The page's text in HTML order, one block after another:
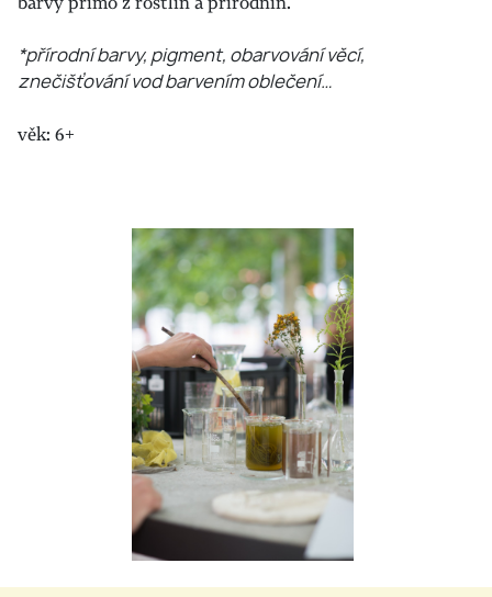
*přírodní barvy, pigment, obarvování věcí,
znečišťování vod barvením oblečení…
věk: 6+